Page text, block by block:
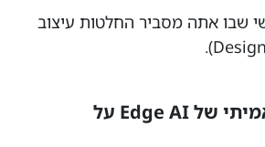
שבו אתה מסביר החלטות עיצוב
איך נראה קוד אמיתי של Edge AI על